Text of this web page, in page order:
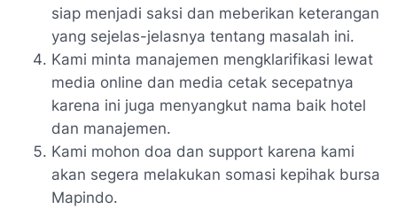
siap menjadi saksi dan meberikan keterangan
yang sejelas-jelasnya tentang masalah ini.
Kami minta manajemen mengklarifikasi lewat
media online dan media cetak secepatnya
karena ini juga menyangkut nama baik hotel
dan manajemen.
Kami mohon doa dan support karena kami
akan segera melakukan somasi kepihak bursa
Mapindo.